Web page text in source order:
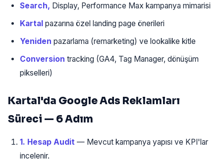
Search, Display, Performance Max kampanya mimarisi
Kartal pazarına özel landing page önerileri
Yeniden pazarlama (remarketing) ve lookalike kitle
Conversion tracking (GA4, Tag Manager, dönüşüm
pikselleri)
Kartal'da Google Ads Reklamları
Süreci — 6 Adım
1. Hesap Audit — Mevcut kampanya yapısı ve KPI'lar
incelenir.